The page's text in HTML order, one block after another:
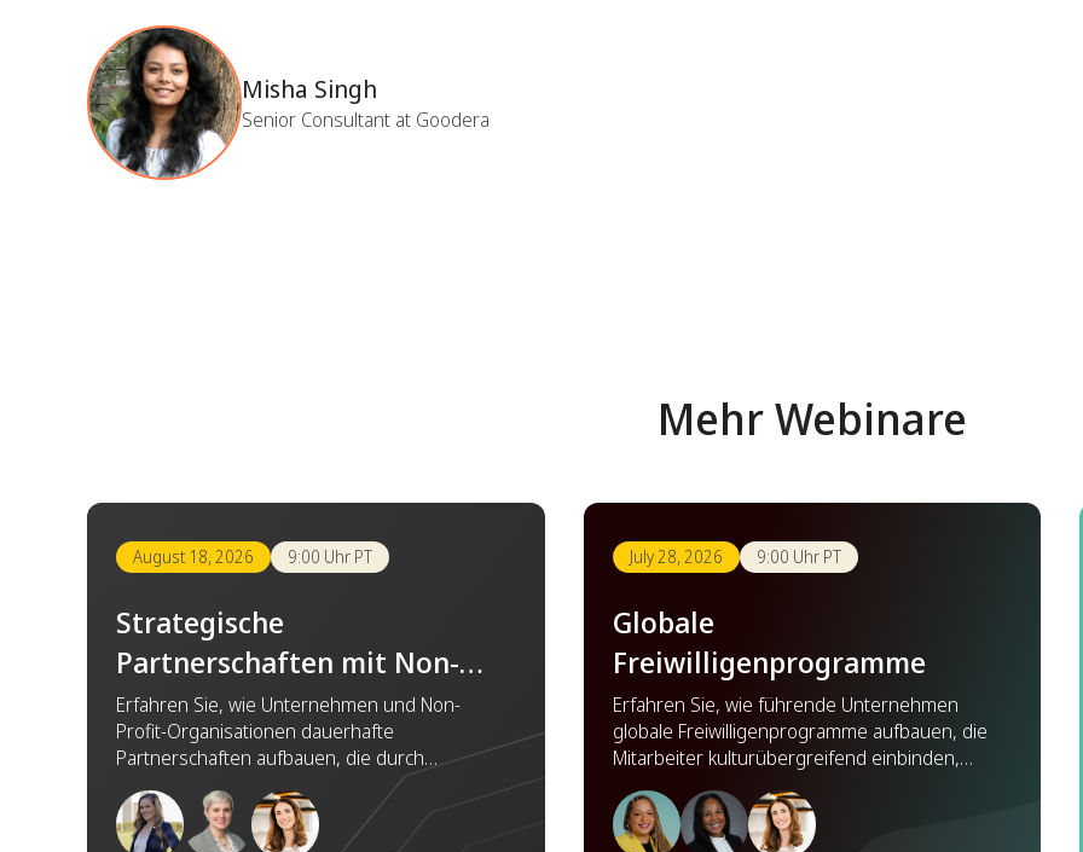
Misha Singh
Senior Consultant at Goodera
Mehr Webinare
August 18, 2026 9:00 Uhr PT
Strategische
Partnerschaften mit Non-
Profit-Organisationen für
nachhaltige Wirkung
aufbauen
Erfahren Sie, wie Unternehmen und Non-
Profit-Organisationen dauerhafte
Partnerschaften aufbauen, die durch
Vertrauen, Zusammenarbeit und gemeinsame
Ziele einen bedeutenden gesellschaftlichen
Mehrwert schaffen.
July 28, 2026 9:00 Uhr PT
Globale
Freiwilligenprogramme
Erfahren Sie, wie führende Unternehmen
globale Freiwilligenprogramme aufbauen, die
Mitarbeiter kulturübergreifend einbinden,
Partnerschaften stärken und weltweit Wirkung
zeigen.